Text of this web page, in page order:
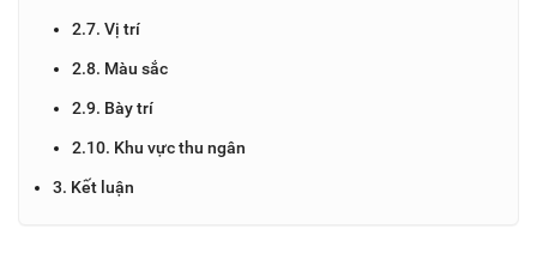
2.7. Vị trí
2.8. Màu sắc
2.9. Bày trí
2.10. Khu vực thu ngân
3. Kết luận